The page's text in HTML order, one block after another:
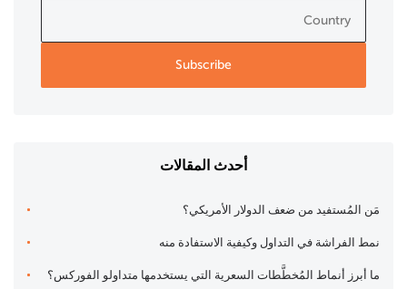
أحدث المقالات
مَن المُستفيد من ضعف الدولار الأمريكي؟
نمط الفراشة في التداول وكيفية الاستفادة منه
ما أبرز أنماط المُخطَّطات السعرية التي يستخدمها متداولو الفوركس؟